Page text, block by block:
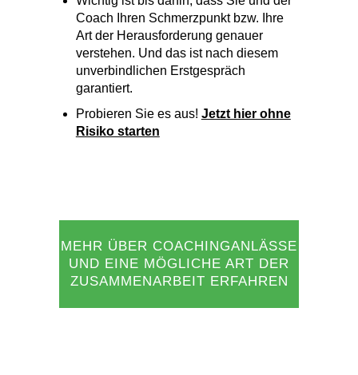
unverbindlichen Erstgespräch
garantiert.
Probieren Sie es aus!Jetzt hier ohne
Risiko starten
ZUSAMMENARBEIT ERFAHREN